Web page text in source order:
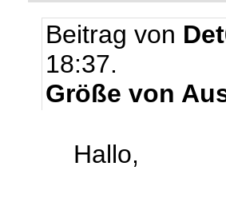
Beitrag von
18:37.
Größe von
Hallo,